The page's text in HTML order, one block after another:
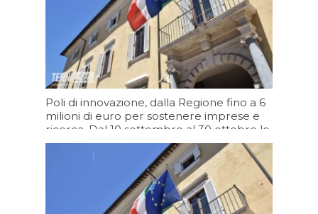
Poli di innovazione, dalla Regione fino a 6
milioni di euro per sostenere imprese e
ricerca. Dal 10 settembre al 30 ottobre le
domande